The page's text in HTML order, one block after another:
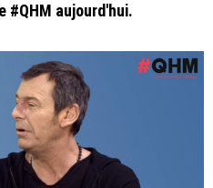
#QHM aujourd'hui.